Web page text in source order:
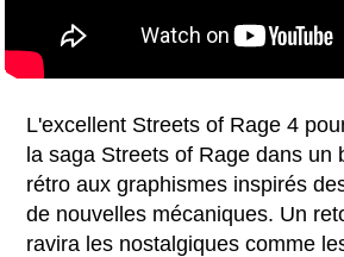
L'excellent Streets of Rage 4
la saga Streets of Rage dans un
rétro aux graphismes inspirés
de nouvelles mécaniques. Un
ravira les nostalgiques comme